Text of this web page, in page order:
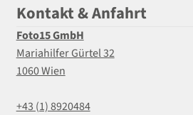
Kontakt & Anfahrt
Foto15 GmbH
Mariahilfer Gürtel 32
1060 Wien
+43 (1) 8920484